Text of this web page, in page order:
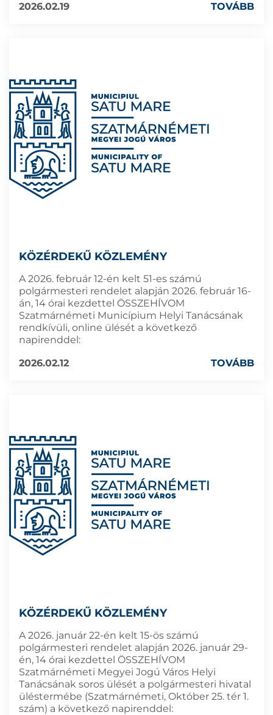
2026.02.19
TOVÁBB
KÖZÉRDEKŰ KÖZLEMÉNY
A 2026. február 12-én kelt 51-es számú
polgármesteri rendelet alapján 2026. február 16-
án, 14 órai kezdettel ÖSSZEHÍVOM
Szatmárnémeti Municípium Helyi Tanácsának
rendkívüli, online ülését a következő
napirenddel:
2026.02.12
TOVÁBB
KÖZÉRDEKŰ KÖZLEMÉNY
A 2026. január 22-én kelt 15-ös számú
polgármesteri rendelet alapján 2026. január 29-
én, 14 órai kezdettel ÖSSZEHÍVOM
Szatmárnémeti Megyei Jogú Város Helyi
Tanácsának soros ülését a polgármesteri hivatal
üléstermébe (Szatmárnémeti, Október 25. tér 1.
szám) a következő napirenddel: